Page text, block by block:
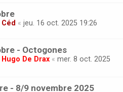
Céd « jeu. 16 oct. 2025 19:26
- Octogones
Hugo De Drax « mer. 8 oct. 2025
- 8/9 novembre 2025